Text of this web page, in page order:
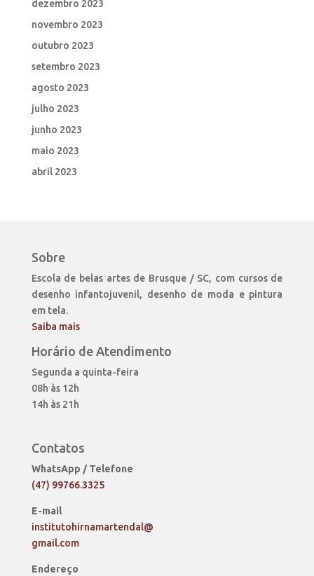
dezembro 2023
novembro 2023
outubro 2023
setembro 2023
agosto 2023
julho 2023
junho 2023
maio 2023
abril 2023
Sobre
Escola de belas artes de Brusque / SC, com cursos de
desenho infantojuvenil, desenho de moda e pintura
em tela.
Saiba mais
Horário de Atendimento
Segunda a quinta-feira
08h às 12h
14h às 21h
Contatos
WhatsApp / Telefone
(47) 99766.3325
E-mail
institutohirnamartendal@
gmail.com
Endereço